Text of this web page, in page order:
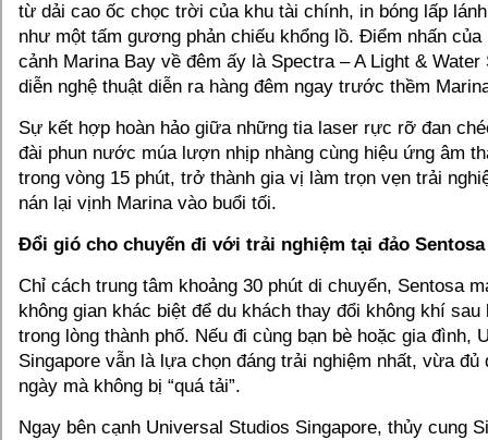
từ dải cao ốc chọc trời của khu tài chính, in bóng lấp
như một tấm gương phản chiếu khổng lồ. Điểm nhấn
cảnh Marina Bay về đêm ấy là Spectra – A Light & Water
diễn nghệ thuật diễn ra hàng đêm ngay trước thềm
Sự kết hợp hoàn hảo giữa những tia laser rực rỡ đan
đài phun nước múa lượn nhịp nhàng cùng hiệu ứng âm
trong vòng 15 phút, trở thành gia vị làm trọn vẹn trải
nán lại vịnh Marina vào buổi tối.
Đổi gió cho chuyến đi với trải nghiệm tại đảo Sentosa
Chỉ cách trung tâm khoảng 30 phút di chuyển, Sentosa
không gian khác biệt để du khách thay đổi không khí
trong lòng thành phố. Nếu đi cùng bạn bè hoặc gia đình,
Singapore vẫn là lựa chọn đáng trải nghiệm nhất, vừa đủ
ngày mà không bị “quá tải”.
Ngay bên cạnh Universal Studios Singapore, thủy cung